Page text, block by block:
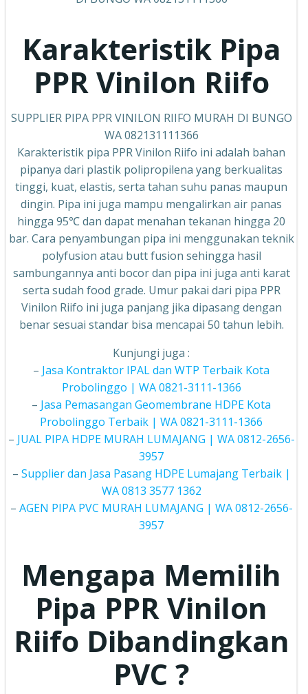
Karakteristik Pipa
PPR Vinilon Riifo
SUPPLIER PIPA PPR VINILON RIIFO MURAH DI BUNGO
WA 082131111366
Karakteristik pipa PPR Vinilon Riifo ini adalah bahan
pipanya dari plastik polipropilena yang berkualitas
tinggi, kuat, elastis, serta tahan suhu panas maupun
dingin. Pipa ini juga mampu mengalirkan air panas
hingga 95℃ dan dapat menahan tekanan hingga 20
bar. Cara penyambungan pipa ini menggunakan teknik
polyfusion atau butt fusion sehingga hasil
sambungannya anti bocor dan pipa ini juga anti karat
serta sudah food grade. Umur pakai dari pipa PPR
Vinilon Riifo ini juga panjang jika dipasang dengan
benar sesuai standar bisa mencapai 50 tahun lebih.
Kunjungi juga :
– Jasa Kontraktor IPAL dan WTP Terbaik Kota
Probolinggo | WA 0821-3111-1366
– Jasa Pemasangan Geomembrane HDPE Kota
Probolinggo Terbaik | WA 0821-3111-1366
– JUAL PIPA HDPE MURAH LUMAJANG | WA 0812-2656-
3957
– Supplier dan Jasa Pasang HDPE Lumajang Terbaik |
WA 0813 3577 1362
– AGEN PIPA PVC MURAH LUMAJANG | WA 0812-2656-
3957
Mengapa Memilih
Pipa PPRVinilon
Riifo Dibandingkan
PVC ?